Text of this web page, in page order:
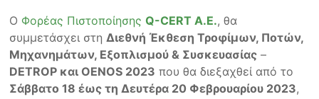
Ο Φορέας ΠιστοποίησηςQ-CERT Α.Ε., θα
συμμετάσχει στηΔιεθνή Έκθεση Τροφίμων, Ποτών,
Μηχανημάτων, Εξοπλισμού & Συσκευασίας –
DETROP και OENOS 2023 που θα διεξαχθεί από το
Σάββατο 18 έως τη Δευτέρα 20 Φεβρουαρίου 2023,